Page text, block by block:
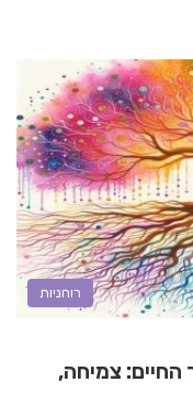
רוחניות
החיים: צמיחה,